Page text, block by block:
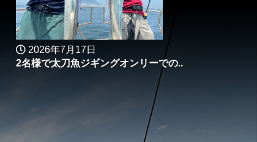
2026年7月17日
2名様で太刀魚ジギングオンリーでの..